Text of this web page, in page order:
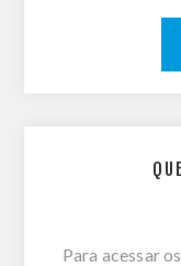
Para acessar